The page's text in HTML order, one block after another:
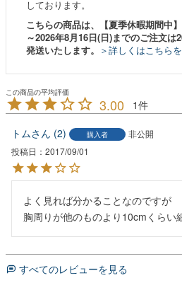
しております。
こちらの商品は、【夏季休暇期間中
～2026年8月16日(日)までのご注文は
発送いたします。 ＞詳しくはこちら
3.00
1
トム
2 購入者
非公開
投稿日
2017/09/01
よく見れば分かることなのですが
すべてのレビューを見る